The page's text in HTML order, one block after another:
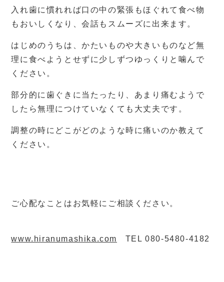
入れ歯に慣れれば口の中の緊張もほぐれて食べ物
もおいしくなり、会話もスムーズに出来ます。
はじめのうちは、かたいものや大きいものなど無
理に食べようとせずに少しずつゆっくりと噛んで
ください。
部分的に歯ぐきに当たったり、あまり痛むようで
したら無理につけていなくても大丈夫です。
調整の時にどこがどのような時に痛いのか教えて
ください。
ご心配なことはお気軽にご相談ください。
www.hiranumashika.com TEL 080-5480-4182